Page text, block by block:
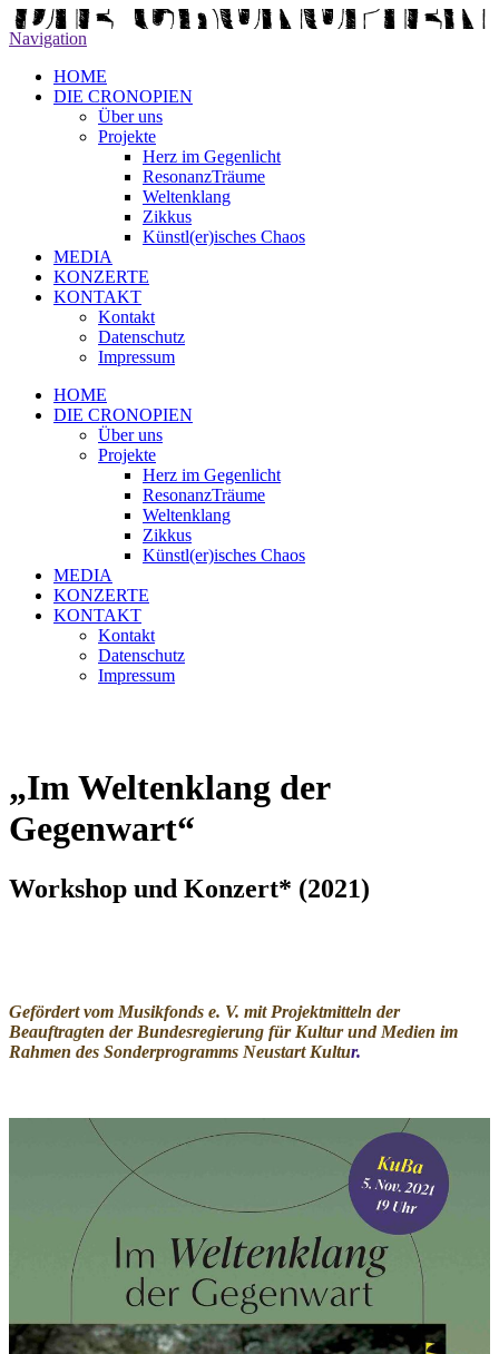
Navigation
HOME
DIE CRONOPIEN
Über uns
Projekte
Herz im Gegenlicht
ResonanzTräume
Weltenklang
Zikkus
Künstl(er)isches Chaos
MEDIA
KONZERTE
KONTAKT
Kontakt
Datenschutz
Impressum
HOME
DIE CRONOPIEN
Über uns
Projekte
Herz im Gegenlicht
ResonanzTräume
Weltenklang
Zikkus
Künstl(er)isches Chaos
MEDIA
KONZERTE
KONTAKT
Kontakt
Datenschutz
Impressum
„Im Weltenklang der
Gegenwart“
Workshop und Konzert* (2021)
Gefördert vom Musikfonds e. V. mit Projektmitteln der
Beauftragten der Bundesregierung für Kultur und Medien im
Rahmen des Sonderprogramms Neustart Kultur.